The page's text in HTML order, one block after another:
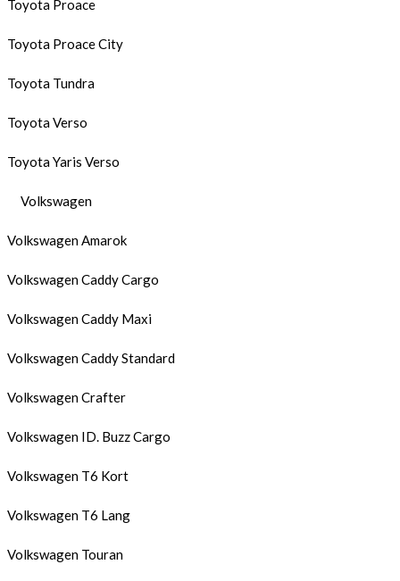
Toyota Proace
Toyota Proace City
Toyota Tundra
Toyota Verso
Toyota Yaris Verso
Volkswagen
Volkswagen Amarok
Volkswagen Caddy Cargo
Volkswagen Caddy Maxi
Volkswagen Caddy Standard
Volkswagen Crafter
Volkswagen ID. Buzz Cargo
Volkswagen T6 Kort
Volkswagen T6 Lang
Volkswagen Touran